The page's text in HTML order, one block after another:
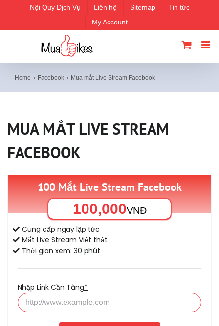
Nội Quy Dịch Vụ Liên hệ Sitemap
Tin tức
My Account
Home Facebook Mua mắt Live Stream Facebook
MUA MẮT LIVE STREAM
FACEBOOK
100 Mắt Live Stream Facebook
100,000VNĐ
Cung cấp ngay lập tức
Mắt Live Stream Việt thật
Thời gian xem: 30 phút
Nhập Link Cần Tăng*